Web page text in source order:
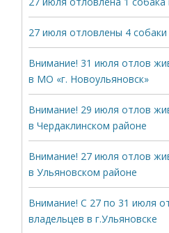
27 июля отловлены 4
Внимание! 31 июля отлов
в МО «г. Новоульяновск»
Внимание! 29 июля отлов
в Чердаклинском районе
Внимание! 27 июля отлов
в Ульяновском районе
Внимание! С 27 по 31 июля
владельцев в г.Ульяновске